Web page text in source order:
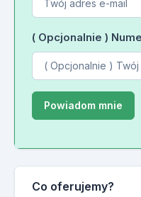
( Opcjonalnie )
Co oferujemy?